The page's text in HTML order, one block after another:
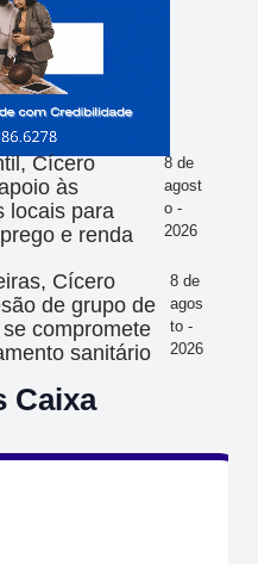
Cícero
às
locais para
e renda
8 de
agost
o -
2026
Cícero
de grupo de
compromete
sanitário
8 de
agos
to -
2026
Caixa